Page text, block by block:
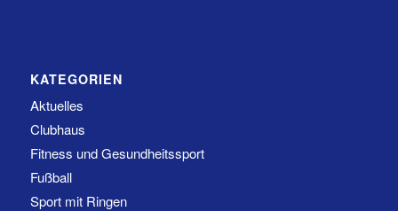
KATEGORIEN
Aktuelles
Clubhaus
Fitness und Gesundheitssport
Fußball
Sport mit Ringen